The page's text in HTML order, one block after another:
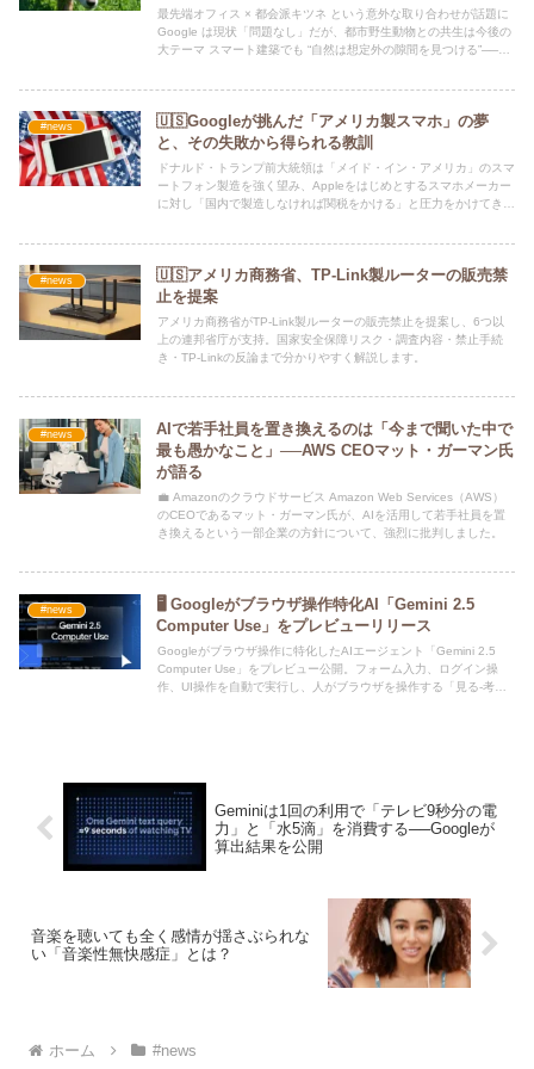
最先端オフィス × 都会派キツネ という意外な取り合わせが話題に
Google は現状「問題なし」だが、都市野生動物との共生は今後の
大テーマ スマート建築でも “自然は想定外の隙間を見つける”──ロ
#news
🇺🇸Googleが挑んだ「アメリカ製スマホ」の夢
と、その失敗から得られる教訓
ドナルド・トランプ前大統領は「メイド・イン・アメリカ」のスマ
ートフォン製造を強く望み、Appleをはじめとするスマホメーカー
に対し「国内で製造しなければ関税をかける」と圧力をかけてきま
#news
🇺🇸アメリカ商務省、TP-Link製ルーターの販売禁
止を提案
アメリカ商務省がTP-Link製ルーターの販売禁止を提案し、6つ以
上の連邦省庁が支持。国家安全保障リスク・調査内容・禁止手続
き・TP-Linkの反論まで分かりやすく解説します。
#news
AIで若手社員を置き換えるのは「今まで聞いた中で
最も愚かなこと」──AWS CEOマット・ガーマン氏
が語る
💼 Amazonのクラウドサービス Amazon Web Services（AWS）
のCEOであるマット・ガーマン氏が、AIを活用して若手社員を置
き換えるという一部企業の方針について、強烈に批判しました。
#news
🖥️ Googleがブラウザ操作特化AI「Gemini 2.5
Computer Use」をプレビューリリース
Googleがブラウザ操作に特化したAIエージェント「Gemini 2.5
Computer Use」をプレビュー公開。フォーム入力、ログイン操
作、UI操作を自動で実行し、人がブラウザを操作する「見る-考え
Geminiは1回の利用で「テレビ9秒分の電
力」と「水5滴」を消費する──Googleが
算出結果を公開
音楽を聴いても全く感情が揺さぶられな
い「音楽性無快感症」とは？
ホーム #news